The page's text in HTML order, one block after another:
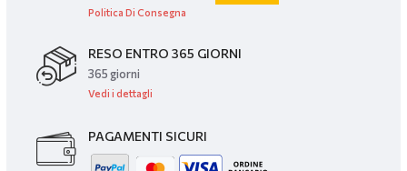
Politica Di Consegna
RESO ENTRO 365 GIORNI
365 giorni
Vedi i dettagli
PAGAMENTI SICURI